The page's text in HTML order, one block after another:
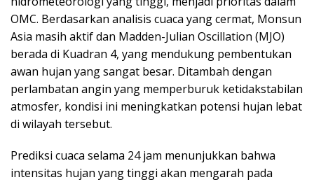
OMC. Berdasarkan analisis cuaca yang cermat, Monsun
Asia masih aktif dan Madden-Julian Oscillation (MJO)
berada di Kuadran 4, yang mendukung pembentukan
awan hujan yang sangat besar. Ditambah dengan
perlambatan angin yang memperburuk ketidakstabilan
atmosfer, kondisi ini meningkatkan potensi hujan lebat
di wilayah tersebut.
Prediksi cuaca selama 24 jam menunjukkan bahwa
intensitas hujan yang tinggi akan mengarah pada